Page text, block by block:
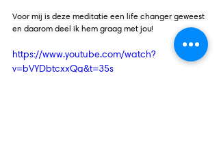
Voor mij is deze meditatie een life changer geweest
en daarom deel ik hem graag met jou!
https://www.youtube.com/watch?
v=bVYDbtcxxQg&t=35s